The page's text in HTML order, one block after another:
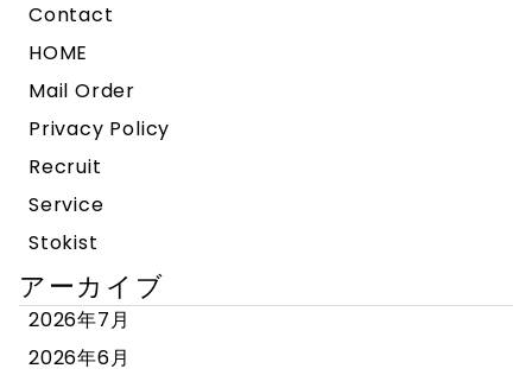
Contact
HOME
Mail Order
Privacy Policy
Recruit
Service
Stokist
アーカイブ
2026年7月
2026年6月